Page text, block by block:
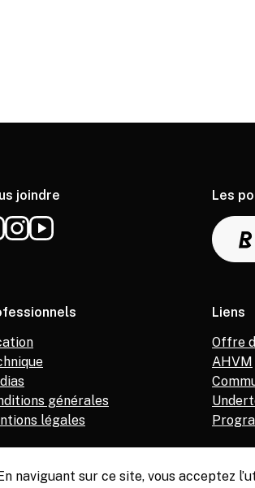
joindre Les
générales
légales
Liens
Offre
AHVM
naviguant sur ce site, vous acceptez